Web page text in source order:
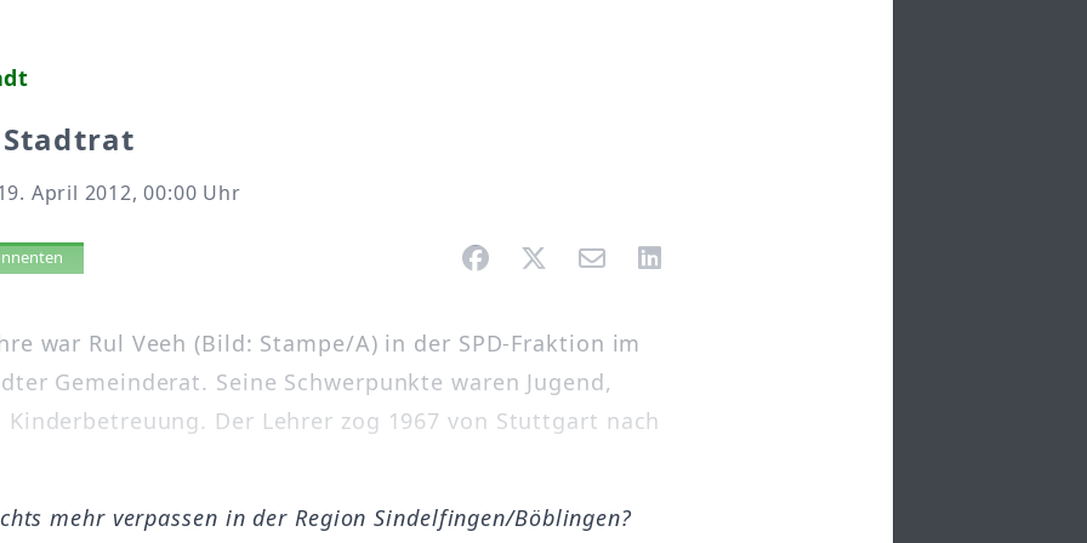
Stadtrat
April 2012, 00:00 Uhr
war Rul Veeh (Bild: Stampe/A) in der SPD-Fraktion im
Gemeinderat. Seine Schwerpunkte waren Jugend,
Der Lehrer zog 1967 von Stuttgart nach
mehr verpassen in der Region Sindelfingen/Böblingen?